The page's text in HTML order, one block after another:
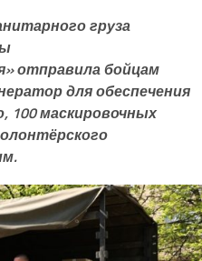
груза
отправила бойцам
для обеспечения
100 маскировочных